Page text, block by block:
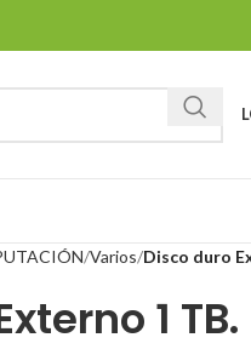
Varios Disco duro
1 TB.